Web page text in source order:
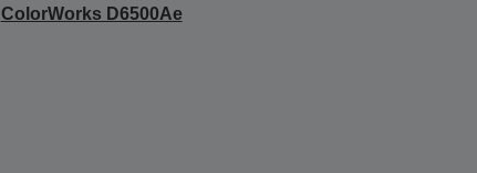
ColorWorks D6500Ae